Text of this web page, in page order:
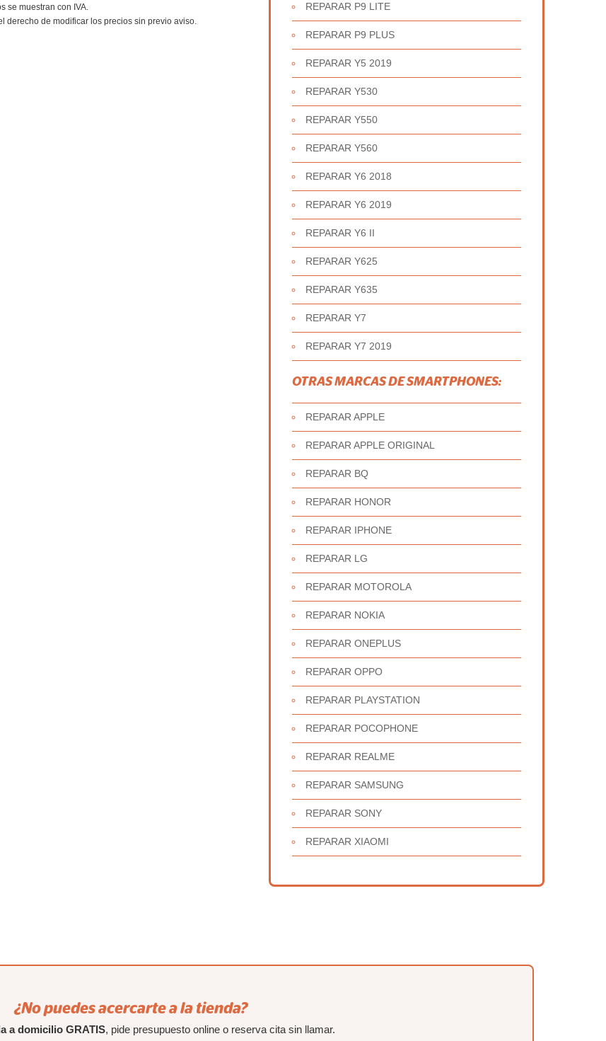
se muestran con IVA.
derecho de modificar los precios sin previo aviso.
REPARAR P9 LITE
REPARAR P9 PLUS
REPARAR Y5 2019
REPARAR Y530
REPARAR Y550
REPARAR Y560
REPARAR Y6 2018
REPARAR Y6 2019
REPARAR Y6 II
REPARAR Y625
REPARAR Y635
REPARAR Y7
REPARAR Y7 2019
OTRAS MARCAS DE SMARTPHONES:
REPARAR APPLE
REPARAR APPLE ORIGINAL
REPARAR BQ
REPARAR HONOR
REPARAR IPHONE
REPARAR LG
REPARAR MOTOROLA
REPARAR NOKIA
REPARAR ONEPLUS
REPARAR OPPO
REPARAR PLAYSTATION
REPARAR POCOPHONE
REPARAR REALME
REPARAR SAMSUNG
REPARAR SONY
REPARAR XIAOMI
¿No puedes acercarte a la tienda?
a domicilio GRATIS, pide presupuesto online o reserva cita sin llamar.